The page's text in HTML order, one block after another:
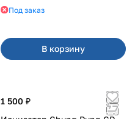
Под заказ
В корзину
1 500 ₽